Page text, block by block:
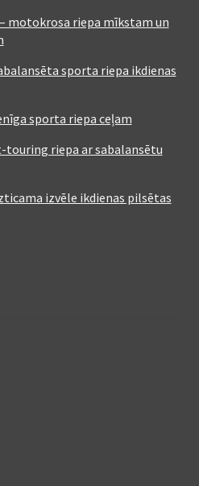
motokrosa riepa mīkstam un
sporta riepa ikdienas
sporta riepa ceļam
touring riepa ar sabalansētu
izvēle ikdienas pilsētas